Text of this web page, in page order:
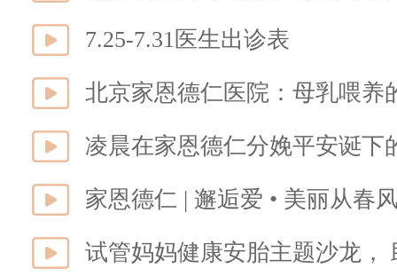
7.25-7.31医生出诊表
北京家恩德仁医院：母乳喂养
凌晨在家恩德仁分娩平安诞下
家恩德仁 | 邂逅爱 • 美丽从春
试管妈妈健康安胎主题沙龙，